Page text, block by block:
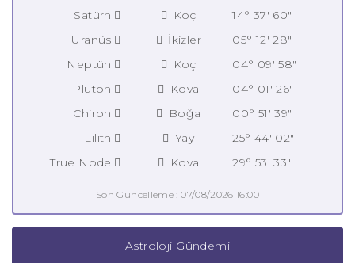
Satürn
Koç
14° 37' 60"
Uranüs
İkizler
05° 12' 28"
Neptün
Koç
04° 09' 58"
Plüton
Kova
04° 01' 26"
Chiron
Boğa
00° 51' 39"
Lilith
Yay
25° 44' 02"
True Node
Kova 29° 53' 33"
Son Güncelleme : 07/08/2026 16:00
Astroloji Gündemi